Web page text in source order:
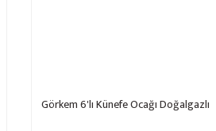
Görkem 6'lı Künefe Ocağı Doğalgazlı